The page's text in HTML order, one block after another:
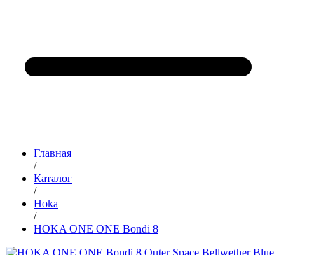
Главная
/
Каталог
/
Hoka
/
HOKA ONE ONE Bondi 8